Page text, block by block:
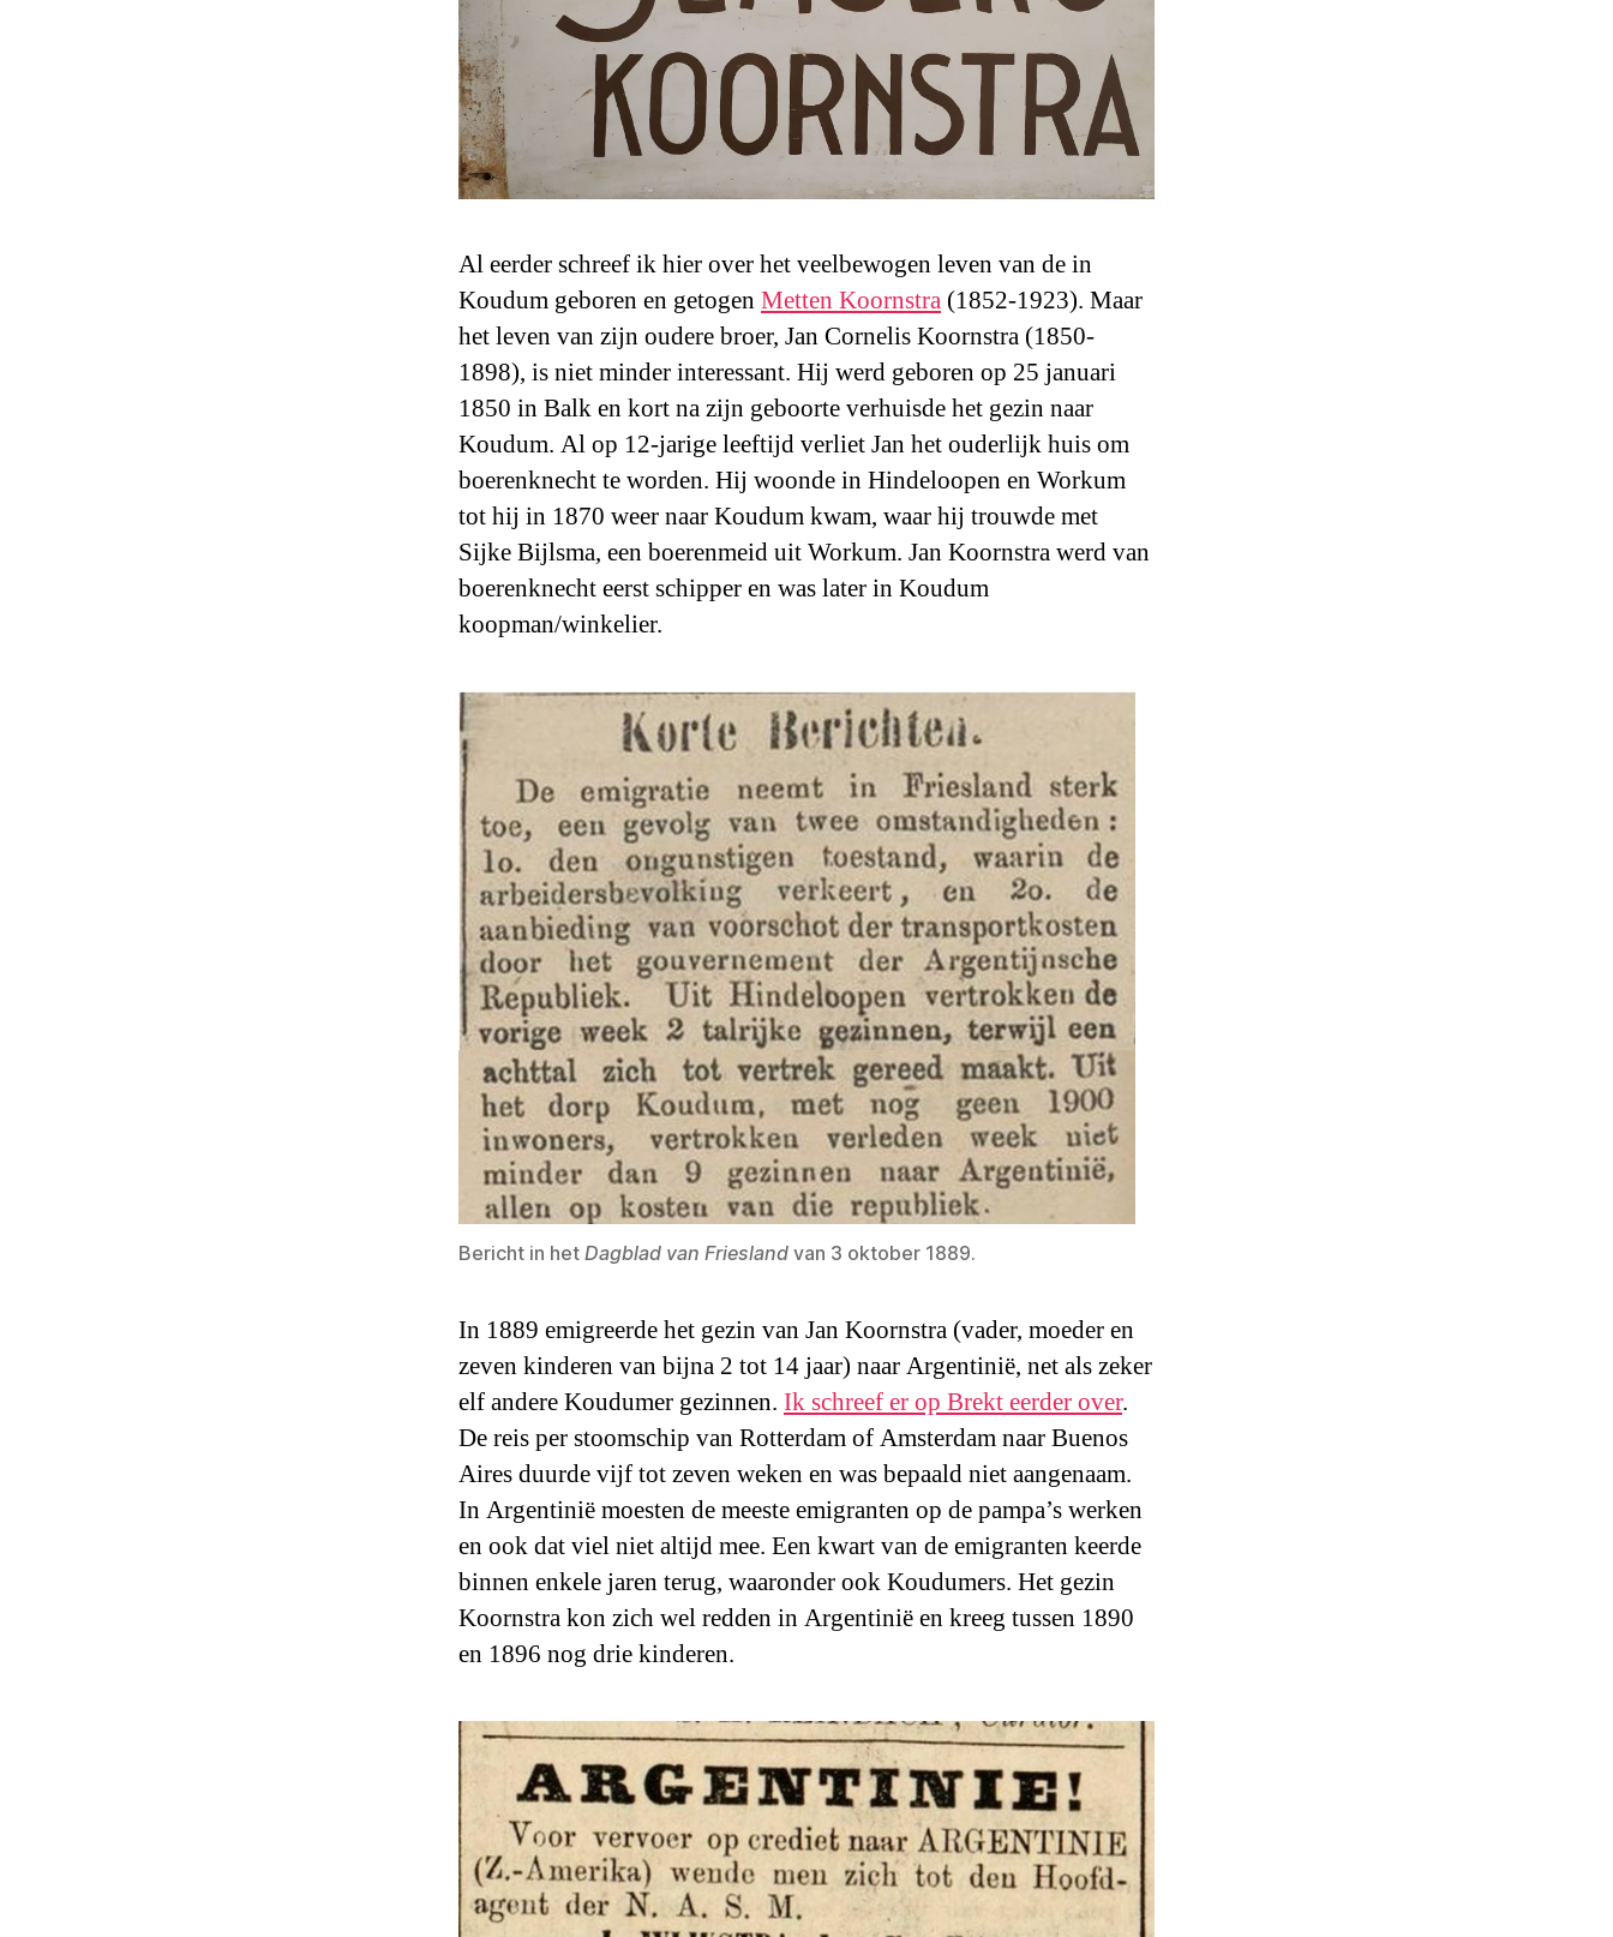
Al eerder schreef ik hier over het veelbewogen leven van de in
Koudum geboren en getogen Metten Koornstra (1852-1923). Maar
het leven van zijn oudere broer, Jan Cornelis Koornstra (1850-
1898), is niet minder interessant. Hij werd geboren op 25 januari
1850 in Balk en kort na zijn geboorte verhuisde het gezin naar
Koudum. Al op 12-jarige leeftijd verliet Jan het ouderlijk huis om
boerenknecht te worden. Hij woonde in Hindeloopen en Workum
tot hij in 1870 weer naar Koudum kwam, waar hij trouwde met
Sijke Bijlsma, een boerenmeid uit Workum. Jan Koornstra werd van
boerenknecht eerst schipper en was later in Koudum
koopman/winkelier.
Bericht in het Dagblad van Friesland van 3 oktober 1889.
In 1889 emigreerde het gezin van Jan Koornstra (vader, moeder en
zeven kinderen van bijna 2 tot 14 jaar) naar Argentinië, net als zeker
elf andere Koudumer gezinnen. Ik schreef er op Brekt eerder over.
De reis per stoomschip van Rotterdam of Amsterdam naar Buenos
Aires duurde vijf tot zeven weken en was bepaald niet aangenaam.
In Argentinië moesten de meeste emigranten op de pampa’s werken
en ook dat viel niet altijd mee. Een kwart van de emigranten keerde
binnen enkele jaren terug, waaronder ook Koudumers. Het gezin
Koornstra kon zich wel redden in Argentinië en kreeg tussen 1890
en 1896 nog drie kinderen.